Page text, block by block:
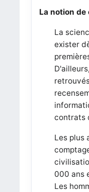
La notion de
La
exister
contrats
Les plus
000 ans
Les